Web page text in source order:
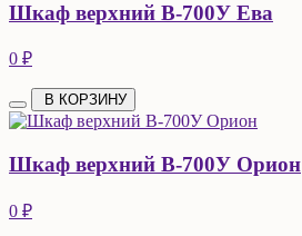
Шкаф верхний В-700У Ева
0 ₽
В КОРЗИНУ
Шкаф верхний В-700У Орион
0 ₽